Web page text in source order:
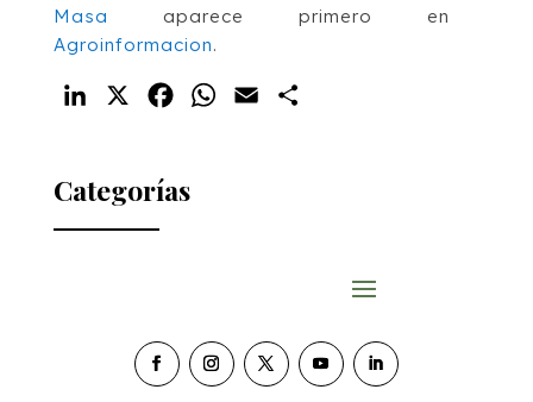
Masa aparece primero en
Agroinformacion.
LinkedIn FacebookWhatsApp
Email
Categorías